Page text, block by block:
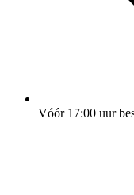
Vóór 17:00 uur